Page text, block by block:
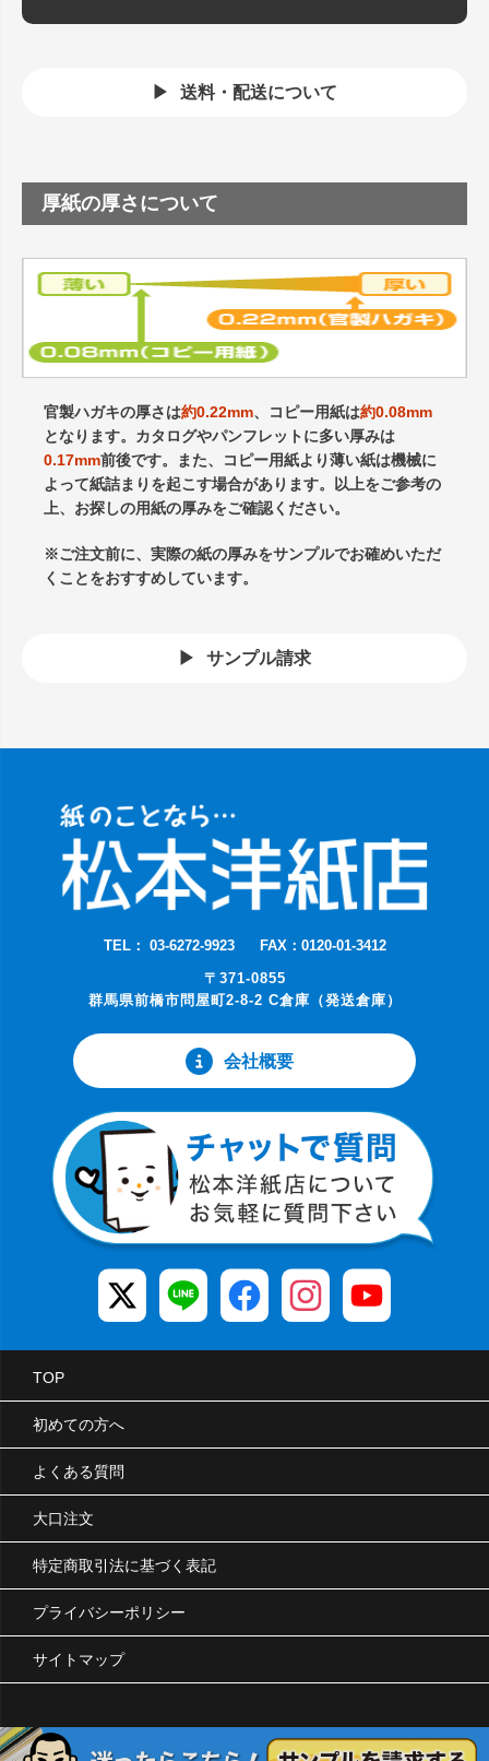
送料・配送について
厚紙の厚さについて
官製ハガキの厚さは約0.22mm、コピー用紙は約0.08mm
となります。カタログやパンフレットに多い厚みは
0.17mm前後です。また、コピー用紙より薄い紙は機械に
よって紙詰まりを起こす場合があります。以上をご参考の
上、お探しの用紙の厚みをご確認ください。
※ご注文前に、実際の紙の厚みをサンプルでお確めいただ
くことをおすすめしています。
サンプル請求
TEL： 03-6272-9923
FAX：0120-01-3412
〒371-0855
群馬県前橋市問屋町2-8-2 C倉庫（発送倉庫）
会社概要
TOP
初めての方へ
よくある質問
大口注文
特定商取引法に基づく表記
プライバシーポリシー
サイトマップ